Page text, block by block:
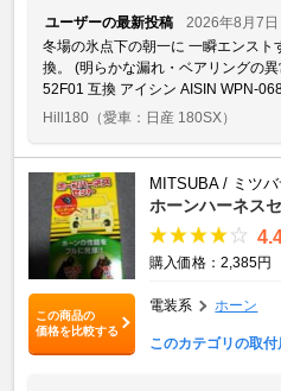
ユーザーの最新投稿
2026年8月7日
冬場の氷点下の朝一に 一瞬エンスト
換。 (明らかな漏れ・ベアリングの
52F01 互換 アイシン AISIN WPN-068
Hill180 （愛車：日産 180SX）
この商品の
価格を比較する
MITSUBA / ミツ
ホーンハーネス
購入価格：2,385円
電装系 ホーン
このカテゴリの取